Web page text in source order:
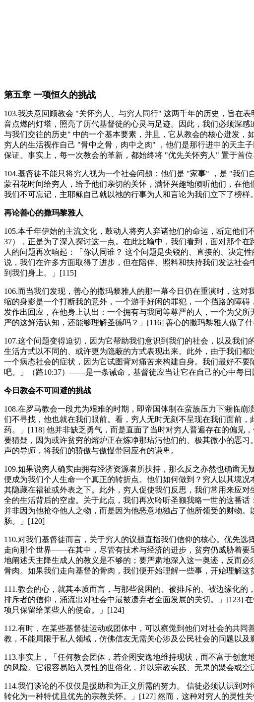
第五章 一项恒久的挑战
103.我决意回顾教会 "关怀穷人、与穷人同行" 这两千年的历史，旨在
音点燃的灯塔，照亮了历代基督徒的心灵与足迹。因此，我们必须深
与我们交往的历史" 中的一个基本要素，并且，它从教会的核心迸发
穷人的生活视作自己 "骨中之骨，肉中之肉" ，他们是那行进中的天主
保证。事实上，每一次教会的革新，都始终将 "优先关怀穷人" 置于首
104.基督徒不能只将穷人视为一个社会问题；他们是 "家事" ，是 "我
蒙召花时间给穷人，给予他们亲切的关怀，满怀兴趣地倾听他们，在
我们不可忘记，主耶稣自己就以祂的行事为人和言论为我们立下了榜样
再论善心的撒玛黎雅人
105.本千年伊始的主流文化，鼓动人将穷人弃诸他们的命运，断定他
37），正是为了深入探讨这一点。在此比喻中，我们看到，面对那个
人的问题再次响起：「你认同谁？ 这个问题是尖锐的、直接的、决定
说，我们在许多方面取得了进步，但在陪伴、照料和扶持我们发达社
到我们身上。」[115]
106.而当我们发现，善心的撒玛黎雅人的那一幕今日仍在重演时，这
缩的身影是一个打断我的意外，一个游手好闲的罪犯，一个挡路的障
发作出回应，在他身上认出：一个拥有与我同等尊严的人，一个为父
严的这鲜活认知，还能够理解圣德吗？」[116] 善心的撒玛黎雅人做了什
107.这个问题变得迫切，因为它帮助我们意识到我们的社会，以及我
生活方式以不同的、或许更为隐蔽的方式表现出来。此外，由于我们
一个病态社会的症状，因为它试图背对痛苦来构建自身。我们最好不
吧。」（路10:37）——是一条诫命，基督徒应当让它在自己的心中每日
今日教会不可回避的挑战
108.在罗马教会一段尤为艰难的时期，即帝国体制在蛮族压力下濒临崩
们不寻找，他也就在我们眼前。看，穷人无时无刻不呈现在我们面前
药。」[118] 他并非缺乏勇气，而是直面了当时对穷人普遍存在的偏见
要猜疑，因为或许贫穷的熔炉正在炼净那玷污他们的、极其微小的恶
声的导师，将我们的骄傲与傲慢带回应有的谦卑。
109.如果说穷人确实由拥有经济资源者所扶持，那么反之亦然也确凿
便成为我们个人生命一个真正的转折点。他们如何做到？穷人以其境
其隐藏在福祉或外表之下。此外，穷人促使我们反思，我们常用来应
全的生活背后的空虚。关于此点，我们再次聆听圣额我略一世的这番
并非因为他抢夺他人之物，而是因为他恶意地独占了他所领受的财物
肠。」[120]
110.对我们基督徒而言，关于穷人的议题直指我们信仰的核心。优先
走向那个世界——在其中，尽管有技术与经济的进步，贫穷仍威胁着要
地阐述天主降生成人的教义是不够的；要严肃地深入这一奥迹，反而
骨肉。如果我们走向基督的骨肉，我们便开始理解一些事，开始理解
111.教会的心，就其本质而言，与那些贫困的、被排斥的、被边缘化
排斥者的信仰，涌流出对社会中最被遗弃者全面发展的关切。」[123]
项只保留给某些人的使命。」[124]
112.有时，在某些基督徒运动或团体中，可以察觉到他们对社会的共
教，不能局限于私人领域，仿佛信友无需关心涉及公民社会的问题以及
113.事实上，「任何教会团体，若企图安逸地维持现状，而不富于创
的风险。它很容易陷入灵性的世俗化，并以宗教实践、无果的聚会或空
114.我们谈论的不仅仅是援助和为正义所需的努力。 信徒必须认识到
转化为一种特优且优先的宗教关怀。」[127] 然而，这种对穷人的灵性